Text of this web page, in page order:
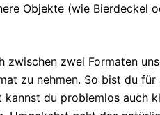
Objekte (wie Bierdeckel
zwischen zwei Formaten
zu nehmen. So bist du
kannst du problemlos auch